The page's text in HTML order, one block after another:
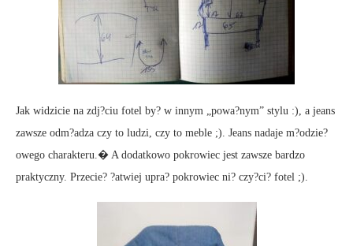
Jak widzicie na zdj?ciu fotel by? w innym „powa?nym” stylu :), a jeans
zawsze odm?adza czy to ludzi, czy to meble ;). Jeans nadaje m?odzie?
owego charakteru.� A dodatkowo pokrowiec jest zawsze bardzo
praktyczny. Przecie? ?atwiej upra? pokrowiec ni? czy?ci? fotel ;).